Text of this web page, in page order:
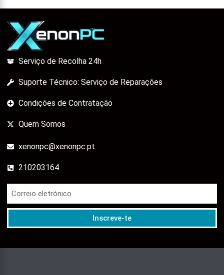
Serviço de Recolha 24h
Suporte Técnico: Serviço de Reparações
Condições de Contratação
Quem Somos
xenonpc@xenonpc.pt
210203164
Inscreve-te